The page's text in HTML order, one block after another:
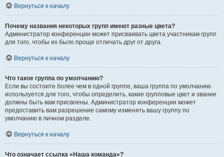
Вернуться к началу
Почему названия некоторых групп имеют разные цвета?
Администратор конференции может присваивать цвета участникам групп
для того, чтобы их было проще отличать друг от друга.
Вернуться к началу
Что такое группа по умолчанию?
Если вы состоите более чем в одной группе, ваша группа по умолчанию
используется для того, чтобы определить, какие групповые цвет и звание
должны быть вам присвоены. Администратор конференции может
предоставить вам разрешение самому изменять вашу группу по
умолчанию в личном разделе.
Вернуться к началу
Что означает ссылка «Наша команда»?